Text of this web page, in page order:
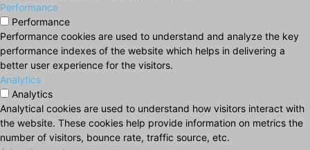
Performance
Performance
Performance cookies are used to understand and analyze the key
performance indexes of the website which helps in delivering a
better user experience for the visitors.
Analytics
Analytics
Analytical cookies are used to understand how visitors interact with
the website. These cookies help provide information on metrics the
number of visitors, bounce rate, traffic source, etc.